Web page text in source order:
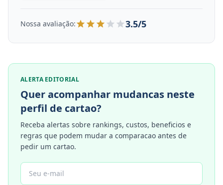
Nossa avaliação: 3.5/5
ALERTA EDITORIAL
Quer acompanhar mudancas neste
perfil de cartao?
Receba alertas sobre rankings, custos, beneficios e
regras que podem mudar a comparacao antes de
pedir um cartao.